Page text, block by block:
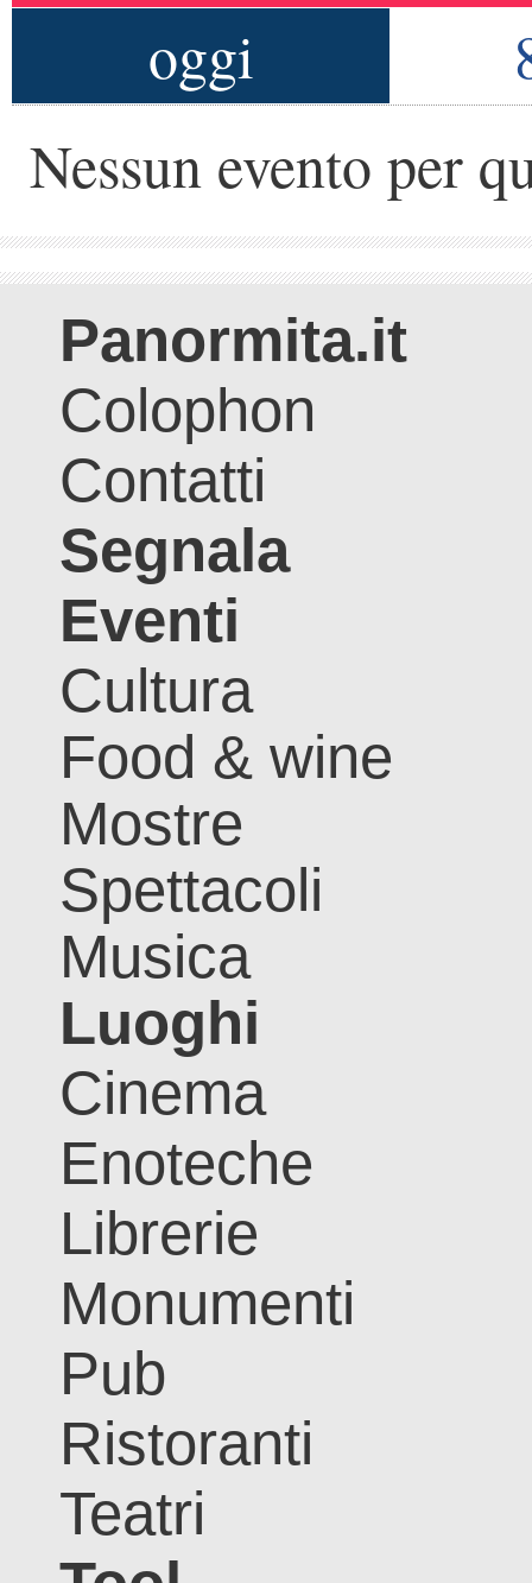
oggi
Nessun evento per
Panormita.it
Colophon
Contatti
Segnala
Eventi
Cultura
Food & wine
Mostre
Spettacoli
Musica
Luoghi
Cinema
Enoteche
Librerie
Monumenti
Pub
Ristoranti
Teatri